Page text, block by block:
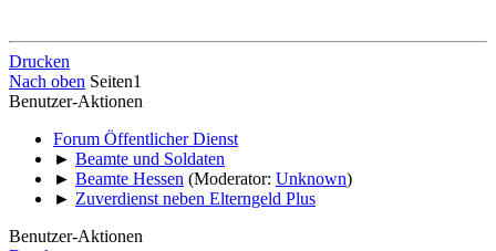
Drucken
Nach oben Seiten1
Benutzer-Aktionen
Forum Öffentlicher Dienst
► Beamte und Soldaten
► Beamte Hessen (Moderator: Unknown)
► Zuverdienst neben Elterngeld Plus
Benutzer-Aktionen